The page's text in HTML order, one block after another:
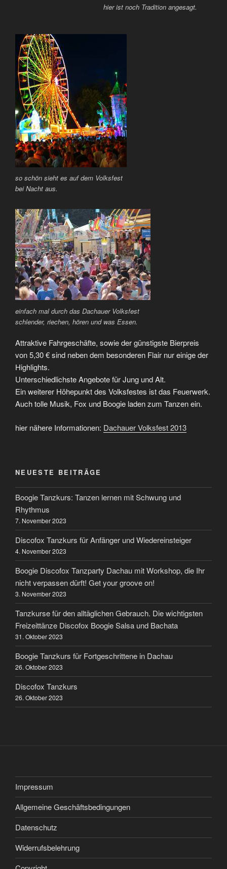
hier ist noch Tradition angesagt.
so schön sieht es auf dem Volksfest
bei Nacht aus.
einfach mal durch das Dachauer Volksfest
schlender, riechen, hören und was Essen.
Attraktive Fahrgeschäfte, sowie der günstigste Bierpreis
von 5,30 € sind neben dem besonderen Flair nur einige der
Highlights.
Unterschiedlichste Angebote für Jung und Alt.
Ein weiterer Höhepunkt des Volksfestes ist das Feuerwerk.
Auch tolle Musik, Fox und Boogie laden zum Tanzen ein.
hier nähere Informationen: Dachauer Volksfest 2013
NEUESTE BEITRÄGE
Boogie Tanzkurs: Tanzen lernen mit Schwung und
Rhythmus
7. November 2023
Discofox Tanzkurs für Anfänger und Wiedereinsteiger
4. November 2023
Boogie Discofox Tanzparty Dachau mit Workshop, die Ihr
nicht verpassen dürft! Get your groove on!
3. November 2023
Tanzkurse für den alltäglichen Gebrauch. Die wichtigsten
Freizeittänze Discofox Boogie Salsa und Bachata
31. Oktober 2023
Boogie Tanzkurs für Fortgeschrittene in Dachau
26. Oktober 2023
Discofox Tanzkurs
26. Oktober 2023
Impressum
Allgemeine Geschäftsbedingungen
Datenschutz
Widerrufsbelehrung